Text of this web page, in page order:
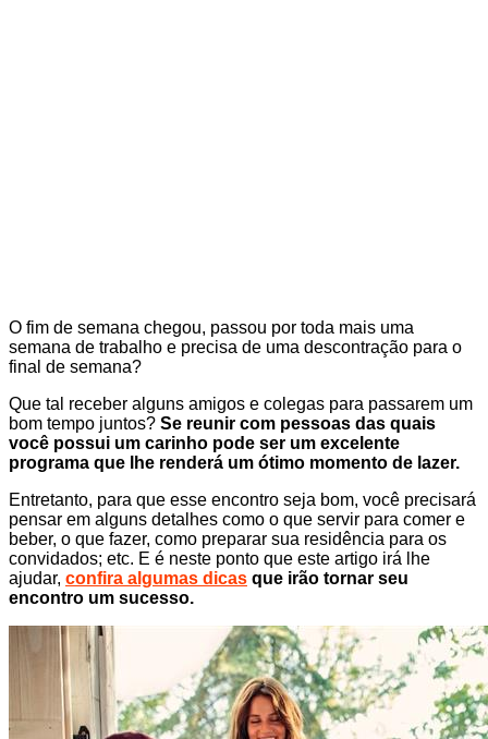
O fim de semana chegou, passou por toda mais uma
semana de trabalho e precisa de uma descontração para o
final de semana?
Que tal receber alguns amigos e colegas para passarem um
bom tempo juntos? Se reunir com pessoas das quais
você possui um carinho pode ser um excelente
programa que lhe renderá um ótimo momento de lazer.
Entretanto, para que esse encontro seja bom, você precisará
pensar em alguns detalhes como o que servir para comer e
beber, o que fazer, como preparar sua residência para os
convidados; etc. E é neste ponto que este artigo irá lhe
ajudar, confira algumas dicas que irão tornar seu
encontro um sucesso.